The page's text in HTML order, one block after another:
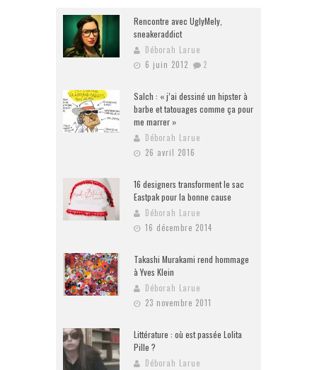
Rencontre avec UglyMely,
sneakeraddict
Déborah Larue
6 juin 2012
2
Salch : « j’ai dessiné un hipster à
barbe et tatouages comme ça pour
me marrer »
Déborah Larue
26 avril 2016
16 designers transforment le sac
Eastpak pour la bonne cause
Déborah Larue
16 décembre 2014
Takashi Murakami rend hommage
à Yves Klein
Déborah Larue
23 novembre 2011
Littérature : où est passée Lolita
Pille ?
Déborah Larue